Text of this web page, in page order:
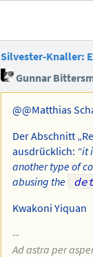
Silvester-Knaller:
Gunnar
@@Matthias
Der Abschnitt
ausdrücklich: “it
another type of
abusing the
Kwakoni Yiquan
--
Ad astra per